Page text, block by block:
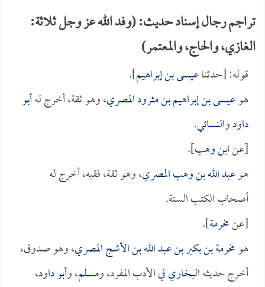
تراجم رجال إسناد حديث: (وفد الله عز وجل ثلاثة:
الغازي، والحاج، والمعتمر)
قوله: [حدثناعيسى بن إبراهيم].
هوعيسى بن إبراهيم بن مثرود المصري، وهو ثقة، أخرج لهأبو
داودوالنسائي.
[عنابن وهب].
هوعبد الله بن وهب المصري، وهو ثقة، فقيه، أخرج له
أصحاب الكتب الستة.
[عنمخرمة].
هومخرمة بن بكير بن عبد الله بن الأشج المصري، وهو صدوق،
أخرج حديثهالبخاريفي الأدب المفرد، ومسلم، وأبو داود،